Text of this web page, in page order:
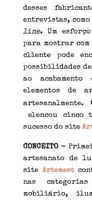
desses
entrevistas,
line. Um
para mostrar com
cliente pode
possibilidades de
ao
elementos de
artesanalmente.
elencou cinco
sucesso do site
CONCEITO –
artesanato de
site Artemest
nas
mobiliário,